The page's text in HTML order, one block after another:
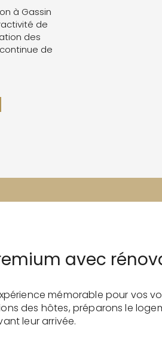
à Gassin
de
des
de
avec
mémorable pour vos
des hôtes, préparons le
leur arrivée.